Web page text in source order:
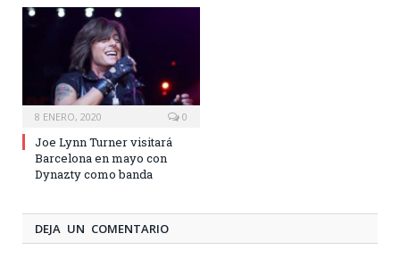
8 ENERO, 2020 0
Joe Lynn Turner visitará
Barcelona en mayo con
Dynazty como banda
DEJA UN COMENTARIO